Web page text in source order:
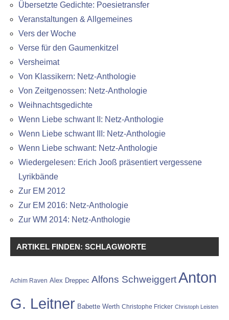
Übersetzte Gedichte: Poesietransfer
Veranstaltungen & Allgemeines
Vers der Woche
Verse für den Gaumenkitzel
Versheimat
Von Klassikern: Netz-Anthologie
Von Zeitgenossen: Netz-Anthologie
Weihnachtsgedichte
Wenn Liebe schwant II: Netz-Anthologie
Wenn Liebe schwant III: Netz-Anthologie
Wenn Liebe schwant: Netz-Anthologie
Wiedergelesen: Erich Jooß präsentiert vergessene
Lyrikbände
Zur EM 2012
Zur EM 2016: Netz-Anthologie
Zur WM 2014: Netz-Anthologie
ARTIKEL FINDEN: SCHLAGWORTE
Achim Raven Alex Dreppec Alfons SchweiggertAnton
G. Leitner Babette Werth Christophe Fricker Christoph Leisten